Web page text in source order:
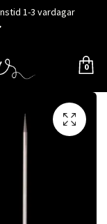
1-3 vardagar
0